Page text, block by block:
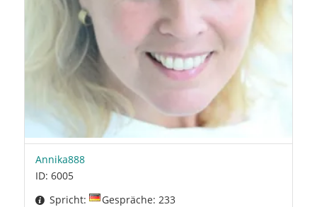
Annika888
ID: 6005
Spricht:
Gespräche: 233